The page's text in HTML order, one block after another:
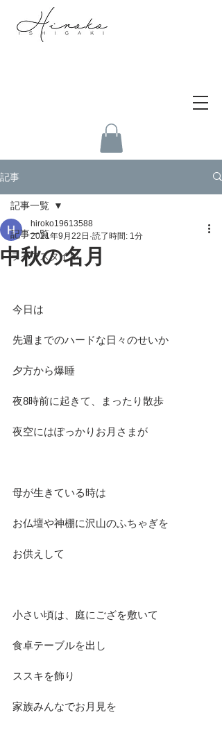
記事
記事一覧
ライフスタイル
記事一覧
中秋の名月
hiroko19613588
2021年9月22日 読了時間: 1分
今日は
先週までのハードな日々のせいか
夕方から爆睡
夜8時前に起きて、まったり散歩
夜空にはぽっかりお月さまが
母が生きている時は
お仏壇や神棚に沢山のふちゃぎを
お供えして
小さい頃は、庭にござを敷いて
食卓テーブルを出し
ススキを飾り
家族みんなでお月見を